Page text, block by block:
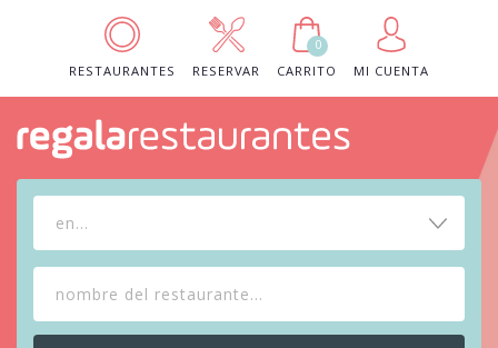
RESTAURANTES RESERVAR
0
CARRITO
MI CUENTA
en...